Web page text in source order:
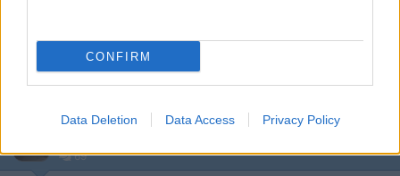
CONFIRM
Data Deletion Data Access Privacy Policy
citronella.
Dimenticavo parabola satellitare automatica con TV per vedere
Gerry Scotti.
69